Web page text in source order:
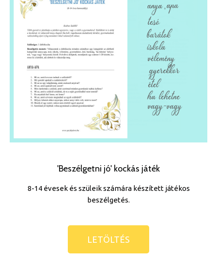
'Beszélgetni jó' kockás játék
8-14 évesek és szüleik számára készített játékos
beszélgetés.
LETÖLTÉS